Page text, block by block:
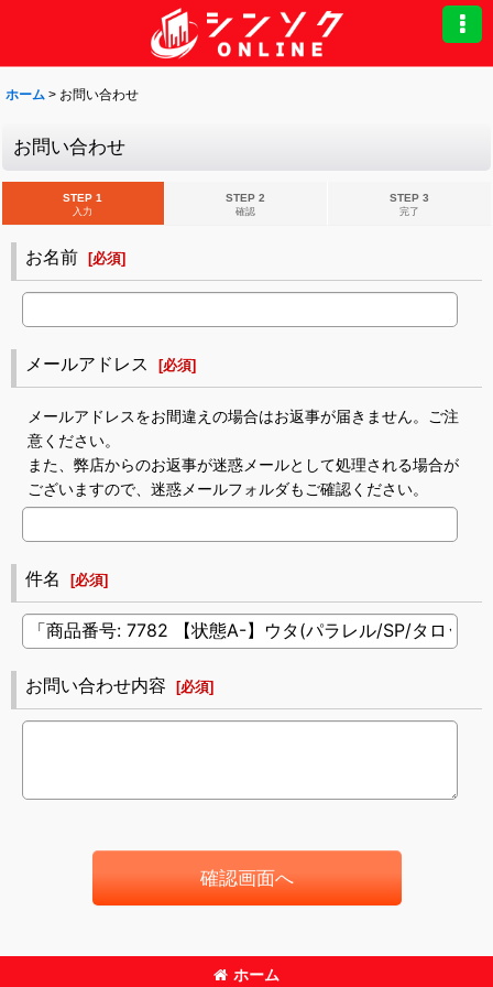
ホーム > お問い合わせ
お問い合わせ
STEP 1
入力
STEP 2
確認
STEP 3
完了
お名前 [必須]
メールアドレス [必須]
メールアドレスをお間違えの場合はお返事が届きません。ご注
意ください。
また、弊店からのお返事が迷惑メールとして処理される場合が
ございますので、迷惑メールフォルダもご確認ください。
件名 [必須]
お問い合わせ内容 [必須]
確認画面へ
ホーム